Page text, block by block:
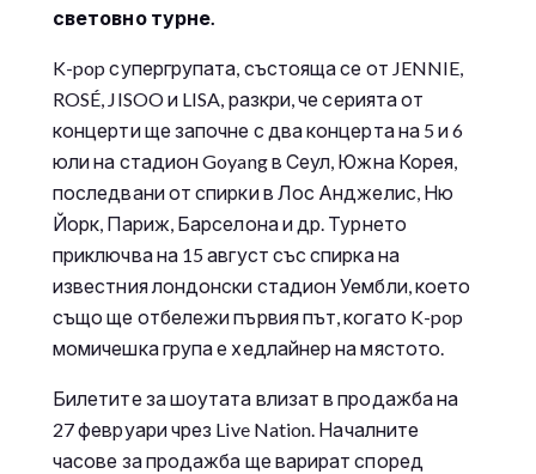
световно турне.
K-pop супергрупата, състояща се от JENNIE,
ROSÉ, JISOO и LISA, разкри, че серията от
концерти ще започне с два концерта на 5 и 6
юли на стадион Goyang в Сеул, Южна Корея,
последвани от спирки в Лос Анджелис, Ню
Йорк, Париж, Барселона и др. Турнето
приключва на 15 август със спирка на
известния лондонски стадион Уембли, което
също ще отбележи първия път, когато K-pop
момичешка група е хедлайнер на мястото.
Билетите за шоутата влизат в продажба на
27 февруари чрез Live Nation. Началните
часове за продажба ще варират според